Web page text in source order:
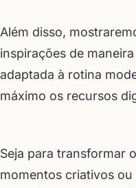
Além disso,
inspirações de
adaptada à rotina
máximo os recursos
Seja para transformar
momentos criativos